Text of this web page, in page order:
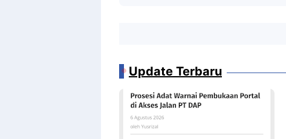
Update Terbaru